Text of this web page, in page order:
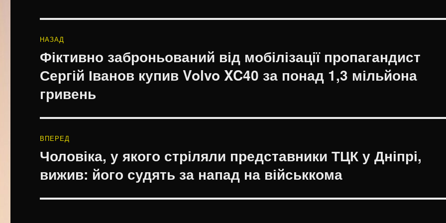
записів
НАЗАД
Попередній
Фіктивно заброньований від мобілізації пропагандист
Сергій Іванов купив Volvo XC40 за понад 1,3 мільйона
гривень
ВПЕРЕД
Наступний
Чоловіка, у якого стріляли представники ТЦК у Дніпрі,
вижив: його судять за напад на військкома